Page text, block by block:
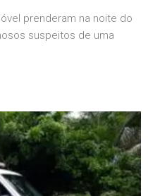
prenderam na noite do
suspeitos de uma